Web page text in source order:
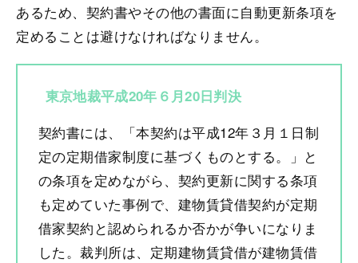
あるため、契約書やその他の書面に自動更新条項を
定めることは避けなければなりません。
東京地裁平成20年６月20日判決
契約書には、「本契約は平成12年３月１日制
定の定期借家制度に基づくものとする。」と
の条項を定めながら、契約更新に関する条項
も定めていた事例で、建物賃貸借契約が定期
借家契約と認められるか否かが争いになりま
した。裁判所は、定期建物賃貸借が建物賃借